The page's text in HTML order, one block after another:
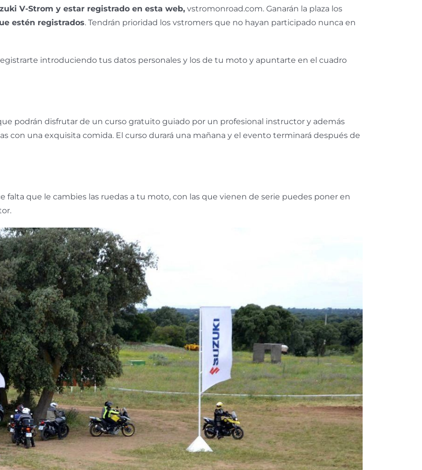
V-Strom y estar registrado en esta web, vstromonroad.com. Ganarán la plaza los
estén registrados. Tendrán prioridad los vstromers que no hayan participado nunca en
introduciendo tus datos personales y los de tu moto y apuntarte en el cuadro
podrán disfrutar de un curso gratuito guiado por un profesional instructor y además
con una exquisita comida. El curso durará una mañana y el evento terminará después de
falta que le cambies las ruedas a tu moto, con las que vienen de serie puedes poner en